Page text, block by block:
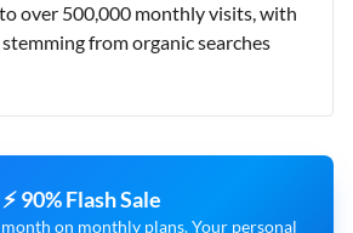
over 500,000 monthly visits, with
from organic searches
⚡ 90% Flash Sale
on monthly plans. Your personal